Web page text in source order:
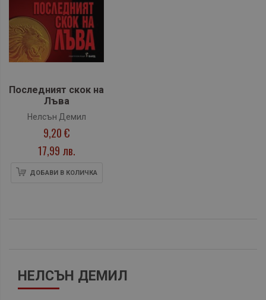
Последният скок на
Лъва
Нелсън Демил
9,20 €
17,99 лв.
ДОБАВИ В КОЛИЧКА
НЕЛСЪН ДЕМИЛ